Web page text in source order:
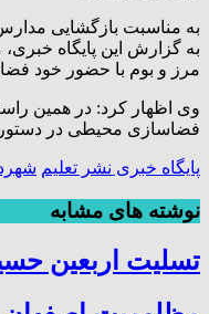
به مناسبت بازگشایی
به گزارش این پایگاه
مرز و بوم با حضور خود
وی اظهار کرد: در همین
فضاسازی محیطی در دستور
پایگاه خبری نشر تعلیم
نوشته های مشابه
تسلیت اربعین